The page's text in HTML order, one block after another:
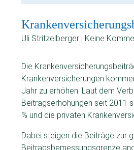
Uli Stritzelberger | Keine
Die
Krankenversicherungen
Jahr zu erhöhen. Laut dem
Beitragserhöhungen seit 2011
% und die privaten
Dabei steigen die Beiträge zur
Beitragsbemessungsgrenze